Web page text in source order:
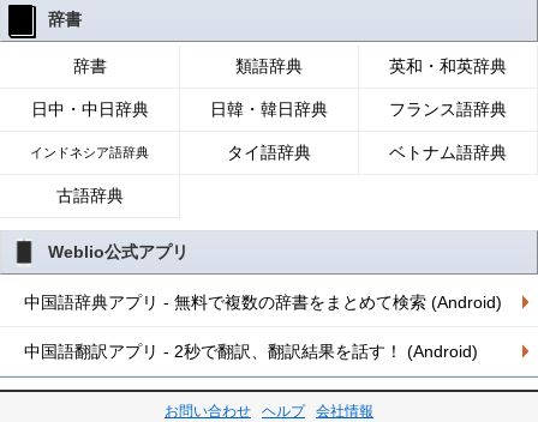
辞書
辞書 類語辞典 英和・和英辞典
日中・中日辞典 日韓・韓日辞典 フランス語辞典
インドネシア語辞典 タイ語辞典 ベトナム語辞典
古語辞典
Weblio公式アプリ
中国語辞典アプリ - 無料で複数の辞書をまとめて検索 (Android)
中国語翻訳アプリ - 2秒で翻訳、翻訳結果を話す！ (Android)
お問い合わせ ヘルプ 会社情報